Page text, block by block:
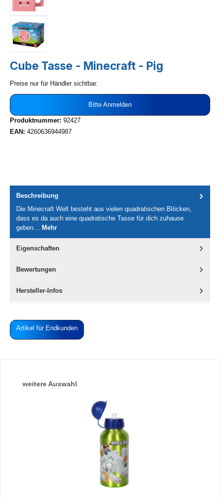
Cube Tasse - Minecraft - Pig
Preise nur für Händler sichtbar.
Bitte Anmelden
Produktnummer: 92427
EAN: 4260636944987
Beschreibung
Die Minecraft Welt besteht aus vielen quadratischen Blöcken,
dass es da auch eine quadratische Tasse für dich zuhause
geben…
Mehr
Eigenschaften
Bewertungen
Hersteller-Infos
Artikel für Endkunden
Produktgalerie überspringen
weitere Auswahl